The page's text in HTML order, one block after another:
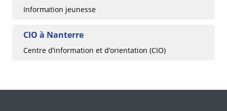
Information jeunesse
CIO à Nanterre
Centre d’information et d’orientation (CIO)